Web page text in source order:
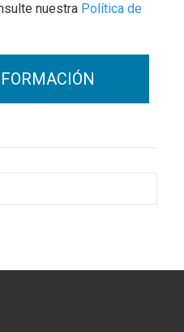
nuestra Política de